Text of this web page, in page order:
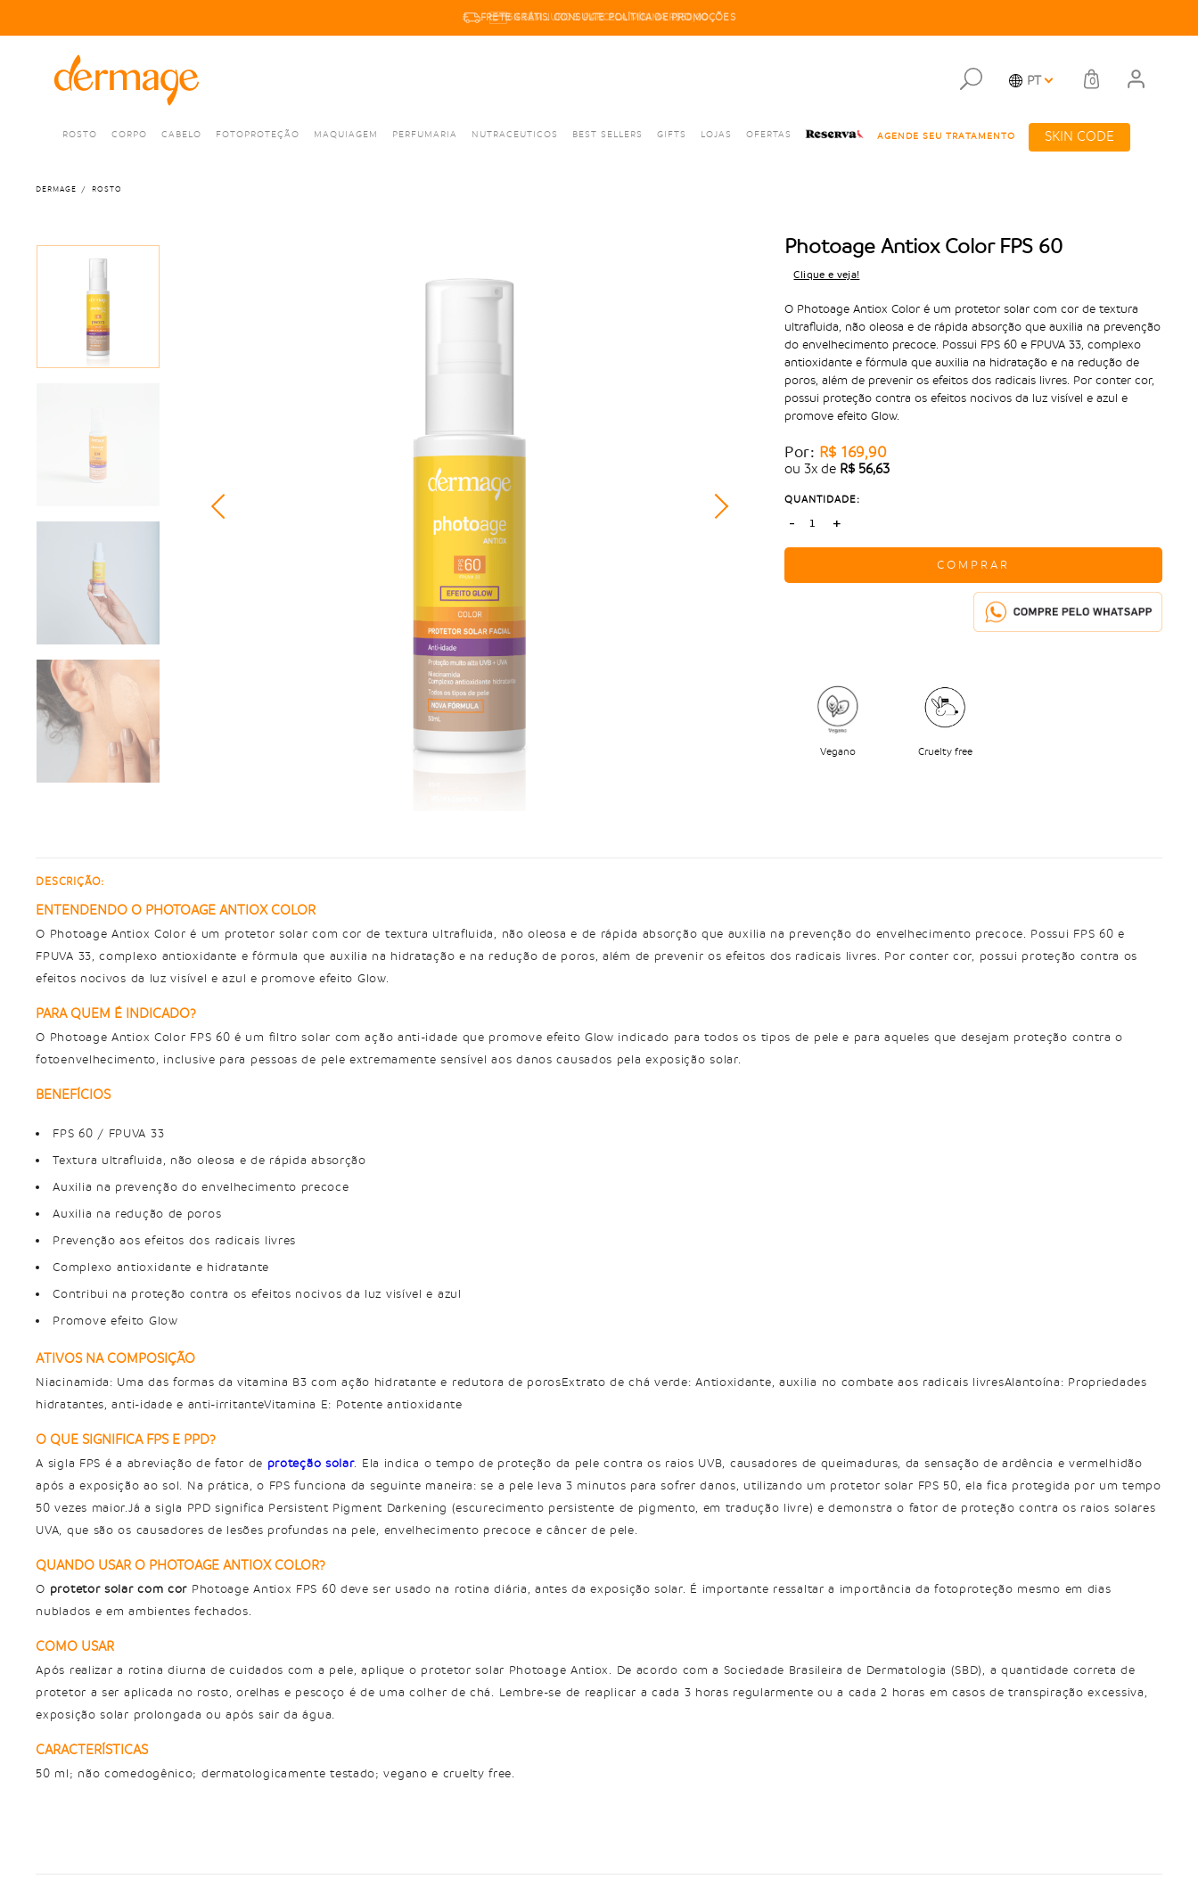
6X SEM JUROS. PARCELA MÍNIMA R$50,00
PT 0
ROSTO CORPO CABELO FOTOPROTEÇÃO MAQUIAGEM PERFUMARIA NUTRACEUTICOS BEST SELLERS GIFTS LOJAS OFERTAS AGENDE SEU TRATAMENTO SKIN CODE
DERMAGE ROSTO
Photoage Antiox Color FPS 60
Clique e veja!
O Photoage Antiox Color é um protetor solar com cor de textura
ultrafluida, não oleosa e de rápida absorção que auxilia na prevenção
do envelhecimento precoce. Possui FPS 60 e FPUVA 33, complexo
antioxidante e fórmula que auxilia na hidratação e na redução de
poros, além de prevenir os efeitos dos radicais livres. Por conter cor,
possui proteção contra os efeitos nocivos da luz visível e azul e
promove efeito Glow.
Por: R$ 169,90
ou3x de R$ 56,63
QUANTIDADE:
- +
COMPRAR
Vegano Cruelty free
DESCRIÇÃO:
ENTENDENDO O PHOTOAGE ANTIOX COLOR
O Photoage Antiox Color é um protetor solar com cor de textura ultrafluida, não oleosa e de rápida absorção que auxilia na prevenção do envelhecimento precoce. Possui FPS 60 e
FPUVA 33, complexo antioxidante e fórmula que auxilia na hidratação e na redução de poros, além de prevenir os efeitos dos radicais livres. Por conter cor, possui proteção contra os
efeitos nocivos da luz visível e azul e promove efeito Glow.
PARA QUEM É INDICADO?
O Photoage Antiox Color FPS 60 é um filtro solar com ação anti-idade que promove efeito Glow indicado para todos os tipos de pele e para aqueles que desejam proteção contra o
fotoenvelhecimento, inclusive para pessoas de pele extremamente sensível aos danos causados pela exposição solar.
BENEFÍCIOS
FPS 60 / FPUVA 33
Textura ultrafluida, não oleosa e de rápida absorção
Auxilia na prevenção do envelhecimento precoce
Auxilia na redução de poros
Prevenção aos efeitos dos radicais livres
Complexo antioxidante e hidratante
Contribui na proteção contra os efeitos nocivos da luz visível e azul
Promove efeito Glow
ATIVOS NA COMPOSIÇÃO
Niacinamida: Uma das formas da vitamina B3 com ação hidratante e redutora de porosExtrato de chá verde: Antioxidante, auxilia no combate aos radicais livresAlantoína: Propriedades
hidratantes, anti-idade e anti-irritanteVitamina E: Potente antioxidante
O QUE SIGNIFICA FPS E PPD?
A sigla FPS é a abreviação de fator de proteção solar. Ela indica o tempo de proteção da pele contra os raios UVB, causadores de queimaduras, da sensação de ardência e vermelhidão
após a exposição ao sol. Na prática, o FPS funciona da seguinte maneira: se a pele leva 3 minutos para sofrer danos, utilizando um protetor solar FPS 50, ela fica protegida por um tempo
50 vezes maior.Já a sigla PPD significa Persistent Pigment Darkening (escurecimento persistente de pigmento, em tradução livre) e demonstra o fator de proteção contra os raios solares
UVA, que são os causadores de lesões profundas na pele, envelhecimento precoce e câncer de pele.
QUANDO USAR O PHOTOAGE ANTIOX COLOR?
O protetor solar com cor Photoage Antiox FPS 60 deve ser usado na rotina diária, antes da exposição solar. É importante ressaltar a importância da fotoproteção mesmo em dias
nublados e em ambientes fechados.
COMO USAR
Após realizar a rotina diurna de cuidados com a pele, aplique o protetor solar Photoage Antiox. De acordo com a Sociedade Brasileira de Dermatologia (SBD), a quantidade correta de
protetor a ser aplicada no rosto, orelhas e pescoço é de uma colher de chá. Lembre-se de reaplicar a cada 3 horas regularmente ou a cada 2 horas em casos de transpiração excessiva,
exposição solar prolongada ou após sair da água.
CARACTERÍSTICAS
50 ml; não comedogênico; dermatologicamente testado; vegano e cruelty free.